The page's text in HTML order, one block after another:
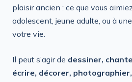
plaisir ancien : ce que vous
adolescent, jeune adulte, ou à
votre vie.
Il peut s’agir de dessiner,
écrire, décorer,